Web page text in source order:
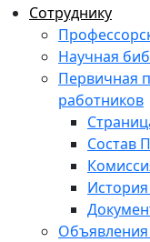
Сотруднику
Научная
Первичная
работников
Состав
Объявления